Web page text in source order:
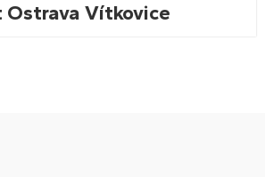
Ostrava Vítkovice